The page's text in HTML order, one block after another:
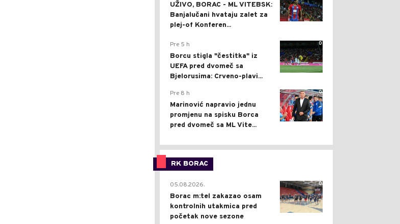
UŽIVO, BORAC - ML VITEBSK:
Banjalučani hvataju zalet za
plej-of Konferen...
0
Pre 5 h
Borcu stigla "čestitka" iz
UEFA pred dvomeč sa
Bjelorusima: Crveno-plavi...
0
Pre 8 h
Marinović napravio jednu
promjenu na spisku Borca
pred dvomeč sa ML Vite...
RK BORAC
0
05.08.2026.
Borac m:tel zakazao osam
kontrolnih utakmica pred
početak nove sezone